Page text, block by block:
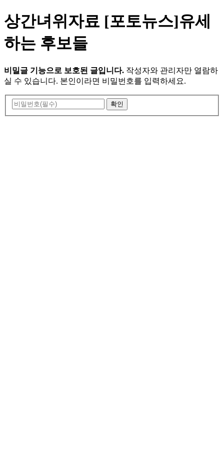
상간녀위자료 [포토뉴스]유세
하는 후보들
비밀글 기능으로 보호된 글입니다. 작성자와 관리자만 열람하
실 수 있습니다. 본인이라면 비밀번호를 입력하세요.